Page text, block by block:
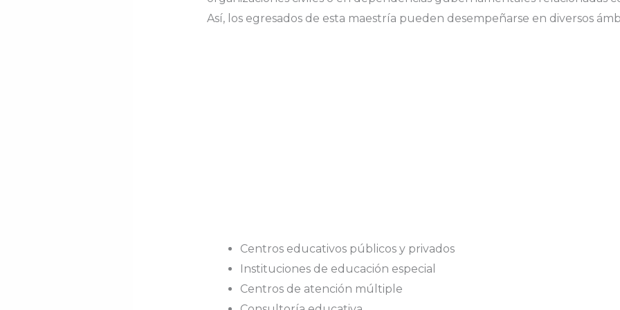
Así, los egresados de esta maestría pueden desempeñarse en diversos
Centros educativos públicos y privados
Instituciones de educación especial
Centros de atención múltiple